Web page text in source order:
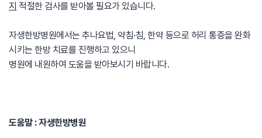
지 적절한 검사를 받아볼 필요가 있습니다.
자생한방병원에서는 추나요법, 약침·침, 한약 등으로 허리 통증을 완화
시키는 한방 치료를 진행하고 있으니
병원에 내원하여 도움을 받아보시기 바랍니다.
도움말 : 자생한방병원